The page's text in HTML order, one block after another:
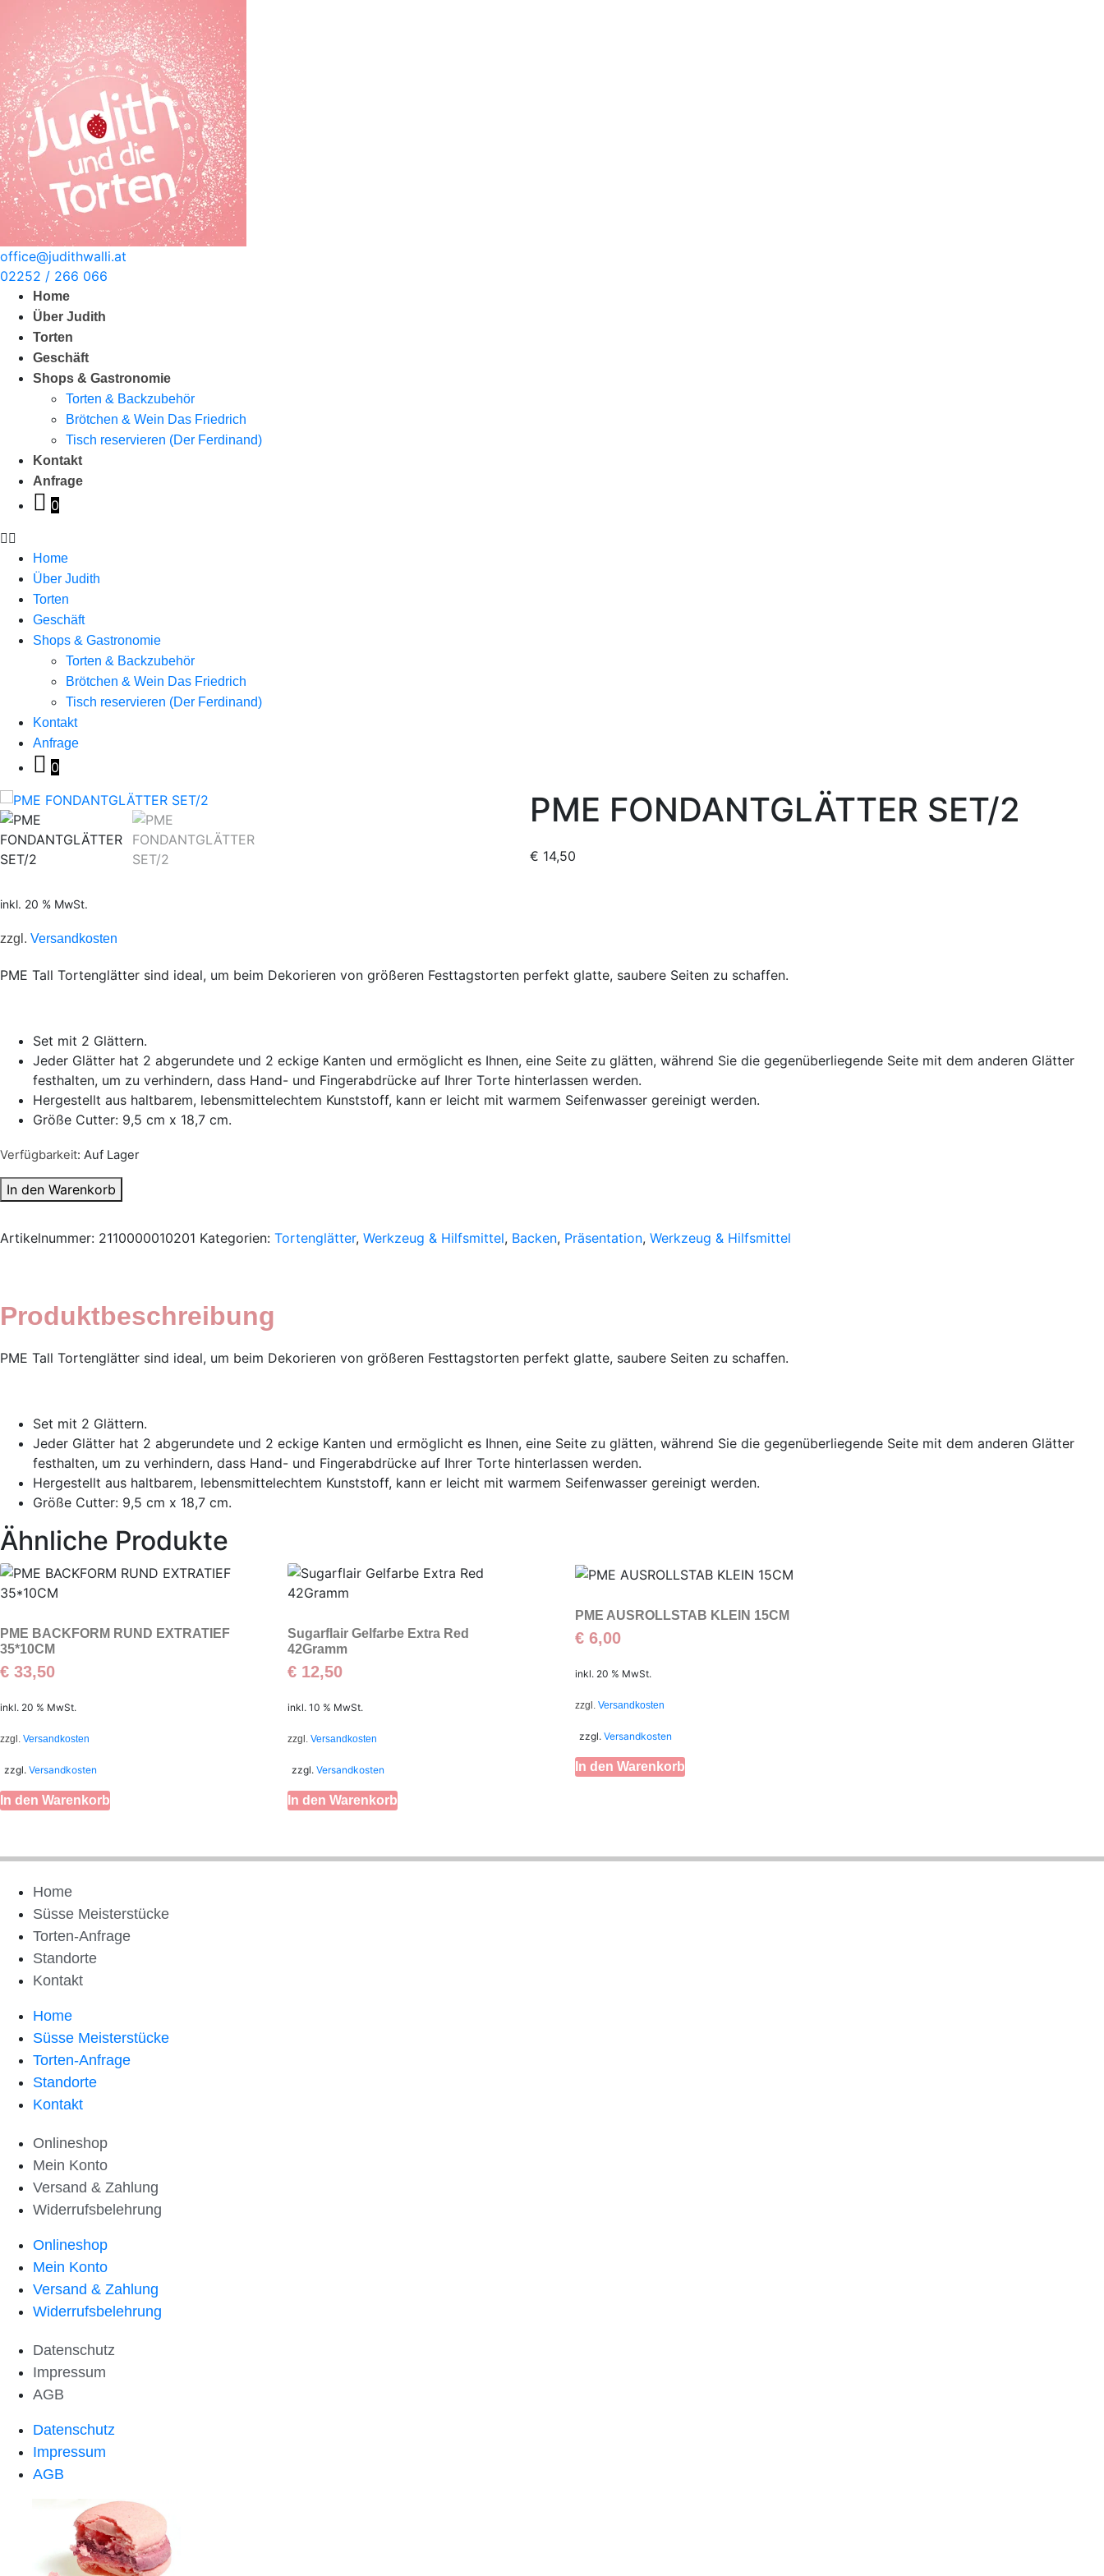
Inhalt
springen
office@judithwalli.at
02252 / 266 066
Home
Über Judith
Torten
Geschäft
Shops & Gastronomie
Torten & Backzubehör
Brötchen & Wein Das Friedrich
Tisch reservieren (Der Ferdinand)
Kontakt
Anfrage
0
Home
Über Judith
Torten
Geschäft
Shops & Gastronomie
Torten & Backzubehör
Brötchen & Wein Das Friedrich
Tisch reservieren (Der Ferdinand)
Kontakt
Anfrage
0
PME FONDANTGLÄTTER SET/2
€ 14,50
inkl. 20 % MwSt.
zzgl. Versandkosten
PME Tall Tortenglätter sind ideal, um beim Dekorieren von größeren Festtagstorten perfekt glatte, saubere Seiten zu schaffen.
Set mit 2 Glättern.
Jeder Glätter hat 2 abgerundete und 2 eckige Kanten und ermöglicht es Ihnen, eine Seite zu glätten, während Sie die gegenüberliegende Seite mit dem anderen Glätter
festhalten, um zu verhindern, dass Hand- und Fingerabdrücke auf Ihrer Torte hinterlassen werden.
Hergestellt aus haltbarem, lebensmittelechtem Kunststoff, kann er leicht mit warmem Seifenwasser gereinigt werden.
Größe Cutter: 9,5 cm x 18,7 cm.
Verfügbarkeit: Auf Lager
In den Warenkorb
Artikelnummer: 2110000010201 Kategorien: Tortenglätter, Werkzeug & Hilfsmittel, Backen, Präsentation, Werkzeug & Hilfsmittel
Produktbeschreibung
PME Tall Tortenglätter sind ideal, um beim Dekorieren von größeren Festtagstorten perfekt glatte, saubere Seiten zu schaffen.
Set mit 2 Glättern.
Jeder Glätter hat 2 abgerundete und 2 eckige Kanten und ermöglicht es Ihnen, eine Seite zu glätten, während Sie die gegenüberliegende Seite mit dem anderen Glätter
festhalten, um zu verhindern, dass Hand- und Fingerabdrücke auf Ihrer Torte hinterlassen werden.
Hergestellt aus haltbarem, lebensmittelechtem Kunststoff, kann er leicht mit warmem Seifenwasser gereinigt werden.
Größe Cutter: 9,5 cm x 18,7 cm.
Ähnliche Produkte
PME BACKFORM RUND EXTRATIEF
35*10CM
€ 33,50
inkl. 20 % MwSt.
zzgl. Versandkosten
zzgl. Versandkosten
In den Warenkorb
Sugarflair Gelfarbe Extra Red
42Gramm
€12,50
inkl. 10 % MwSt.
zzgl. Versandkosten
zzgl. Versandkosten
In den Warenkorb
PME AUSROLLSTAB KLEIN 15CM
€6,00
inkl. 20 % MwSt.
zzgl. Versandkosten
zzgl. Versandkosten
In den Warenkorb
Home
Süsse Meisterstücke
Torten-Anfrage
Standorte
Kontakt
Home
Süsse Meisterstücke
Torten-Anfrage
Standorte
Kontakt
Onlineshop
Mein Konto
Versand & Zahlung
Widerrufsbelehrung
Onlineshop
Mein Konto
Versand & Zahlung
Widerrufsbelehrung
Datenschutz
Impressum
AGB
Datenschutz
Impressum
AGB